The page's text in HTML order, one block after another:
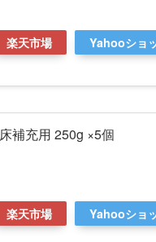
楽天市場 Yahooショ
補充用 250g ×5個
楽天市場 Yahooショ